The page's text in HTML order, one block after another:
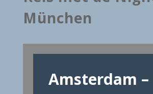
München
Amsterdam –